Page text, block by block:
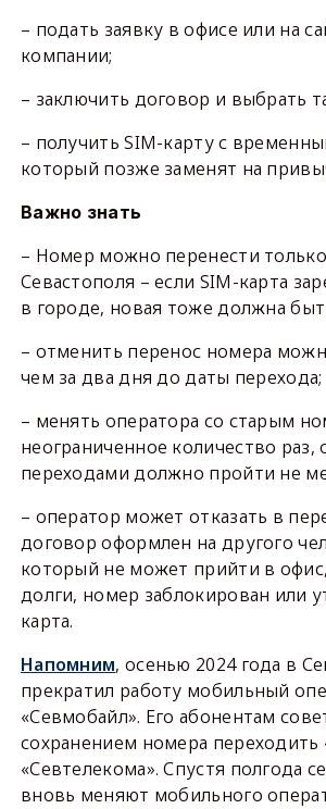
– подать заявку в офисе или на
компании;
– заключить договор и выбрать
– получить SIM-карту с
который позже заменят на
Важно знать
– Номер можно перенести
Севастополя – если SIM-карта
в городе, новая тоже должна
– отменить перенос номера
чем за два дня до даты перехода;
– менять оператора со старым
неограниченное количество
переходами должно пройти не
– оператор может отказать в
договор оформлен на другого
который не может прийти в
долги, номер заблокирован или
карта.
Напомним, осенью 2024 года в
прекратил работу мобильный
«Севмобайл». Его абонентам
сохранением номера переходить
«Севтелекома». Спустя полгода
вновь меняют мобильного